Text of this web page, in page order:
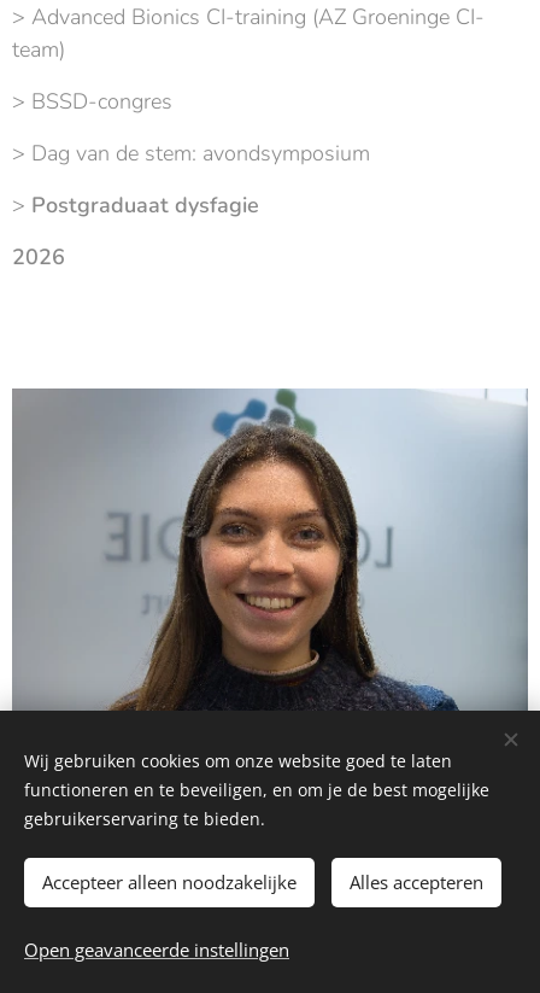
> Advanced Bionics CI-training (AZ Groeninge CI-
team)
> BSSD-congres
> Dag van de stem: avondsymposium
> Postgraduaat dysfagie
2026
Wij gebruiken cookies om onze website goed te laten
functioneren en te beveiligen, en om je de best mogelijke
gebruikerservaring te bieden.
Accepteer alleen noodzakelijke Alles accepteren
Open geavanceerde instellingen